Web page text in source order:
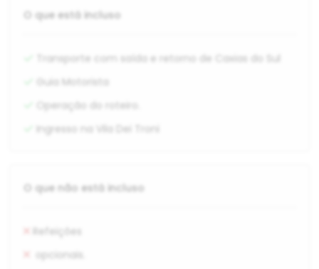
O que está incluso
Transporte com saída e retorno de Caxias do Sul
Guia Motorista
Operação do roteiro.
Ingresso na Vila Dei Troni
O que não está incluso
Refeições
opcionais.